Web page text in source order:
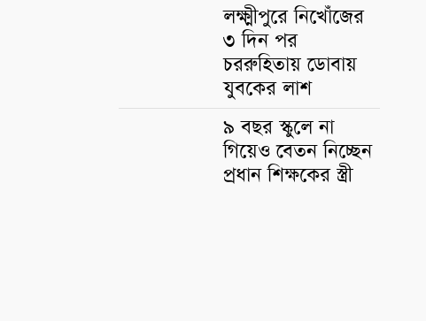
লক্ষ্মীপুরে নিখোঁজের
৩ দিন পর
চররুহিতায় ডোবায়
যুবকের লাশ
৯ বছর স্কুলে না
গিয়েও বেতন নিচ্ছেন
প্রধান শিক্ষকের স্ত্রী